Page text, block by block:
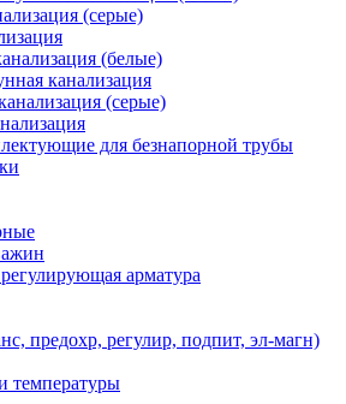
(серые)
(белые)
канализация
(серые)
для безнапорной трубы
арматура
предохр, регулир, подпит, эл-магн)
температуры